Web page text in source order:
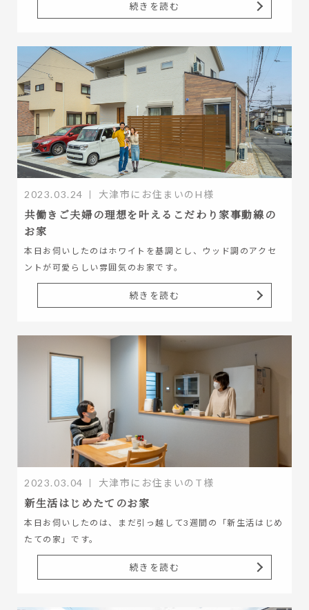
続きを読む
2023.03.24 大津市にお住まいのH様
共働きご夫婦の理想を叶えるこだわり家事動線の
お家
本日お伺いしたのはホワイトを基調とし、ウッド調のアクセ
ントが可愛らしい雰囲気のお家です。
続きを読む
2023.03.04 大津市にお住まいのT様
新生活はじめたてのお家
本日お伺いしたのは、まだ引っ越して3週間の「新生活はじめ
たての家」です。
続きを読む